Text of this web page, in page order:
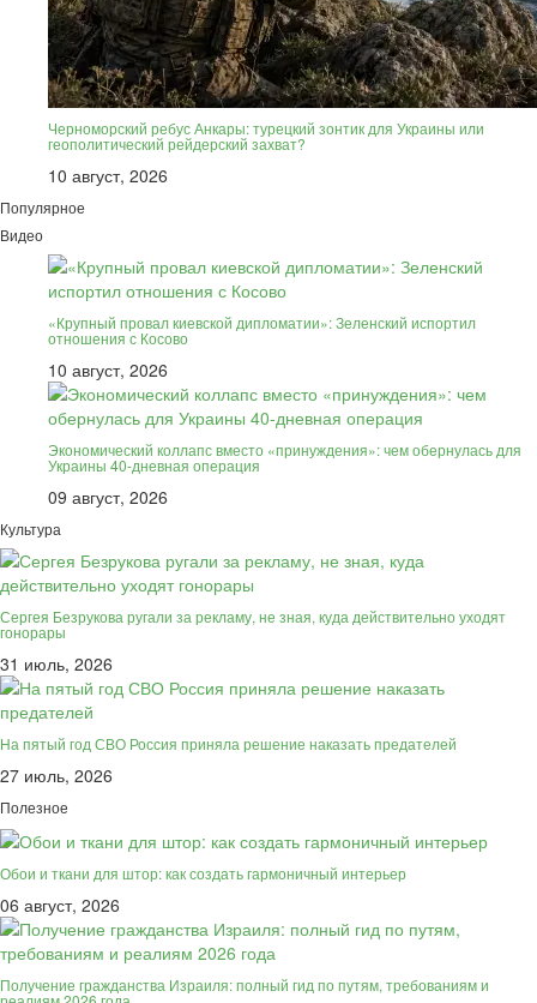
Черноморский ребус Анкары: турецкий зонтик для Украины или
геополитический рейдерский захват?
10 август, 2026
Популярное
Видео
«Крупный провал киевской дипломатии»: Зеленский испортил
отношения с Косово
10 август, 2026
Экономический коллапс вместо «принуждения»: чем обернулась для
Украины 40-дневная операция
09 август, 2026
Культура
Сергея Безрукова ругали за рекламу, не зная, куда действительно уходят
гонорары
31 июль, 2026
На пятый год СВО Россия приняла решение наказать предателей
27 июль, 2026
Полезное
Обои и ткани для штор: как создать гармоничный интерьер
06 август, 2026
Получение гражданства Израиля: полный гид по путям, требованиям и